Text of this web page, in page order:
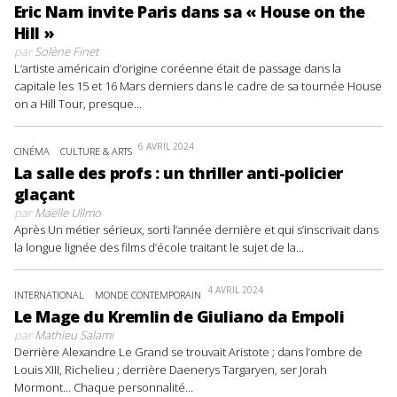
Eric Nam invite Paris dans sa « House on the
Hill »
parSolène Finet
L’artiste américain d’origine coréenne était de passage dans la
capitale les 15 et 16 Mars derniers dans le cadre de sa tournée House
on a Hill Tour, presque...
CINÉMA CULTURE & ARTS 6 AVRIL 2024
La salle des profs : un thriller anti-policier
glaçant
parMaëlle Ullmo
Après Un métier sérieux, sorti l’année dernière et qui s’inscrivait dans
la longue lignée des films d’école traitant le sujet de la...
INTERNATIONAL MONDE CONTEMPORAIN 4 AVRIL 2024
Le Mage du Kremlin de Giuliano da Empoli
parMathieu Salami
Derrière Alexandre Le Grand se trouvait Aristote ; dans l’ombre de
Louis XIII, Richelieu ; derrière Daenerys Targaryen, ser Jorah
Mormont… Chaque personnalité...